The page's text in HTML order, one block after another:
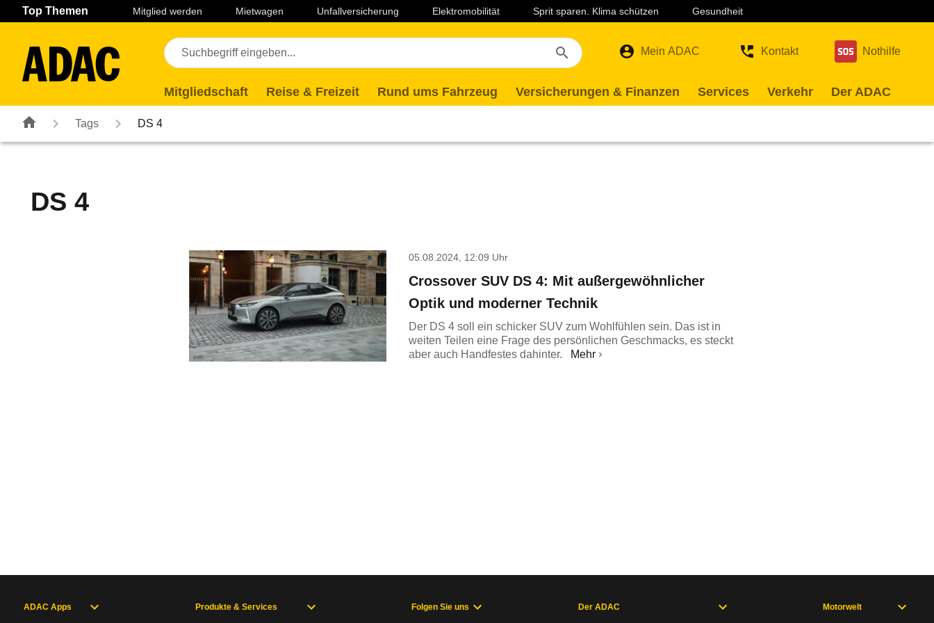
Navigation Seiteninhalt Fußzeile
Top Themen Mitglied werden Mietwagen Unfallversicherung Elektromobilität Sprit sparen. Klima schützen Gesundheit
Mein ADAC Kontakt Nothilfe
Mitgliedschaft Reise & Freizeit Rund ums Fahrzeug Versicherungen & Finanzen Services Verkehr Der ADAC
Tags DS 4
DS 4
05.08.2024, 12:09 Uhr
Crossover SUV DS 4: Mit außergewöhnlicher
Optik und moderner Technik
Der DS 4 soll ein schicker SUV zum Wohlfühlen sein. Das ist in
weiten Teilen eine Frage des persönlichen Geschmacks, es steckt
aber auch Handfestes dahinter.
Mehr
ADAC Apps Produkte & Services Folgen Sie uns Der ADAC Motorwelt